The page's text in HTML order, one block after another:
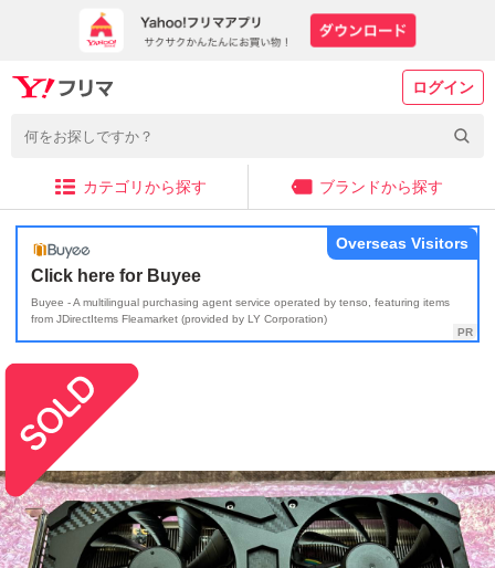
ログイン
カテゴリから探す ブランドから探す
Click here for Buyee
Buyee - A multilingual purchasing agent service operated by tenso, featuring items
from JDirectItems Fleamarket (provided by LY Corporation)
Overseas Visitors